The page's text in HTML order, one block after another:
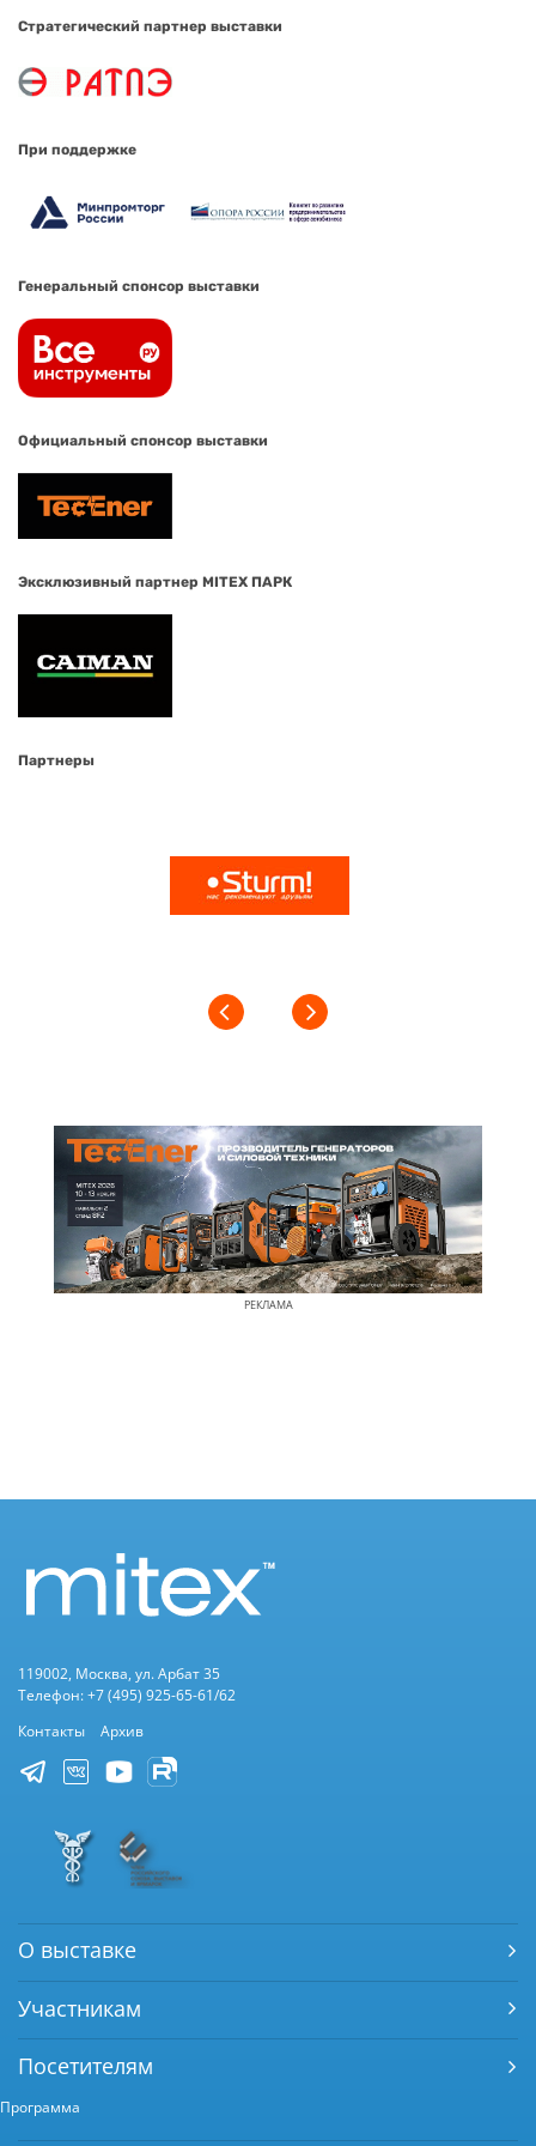
Стратегический партнер выставки
При поддержке
Генеральный спонсор выставки
Официальный спонсор выставки
Эксклюзивный партнер MITEX ПАРК
Партнеры
РЕКЛАМА
119002, Москва, ул. Арбат 35
Телефон: +7 (495) 925-65-61/62
Контакты
Архив
О выставке
Участникам
Посетителям
Программа